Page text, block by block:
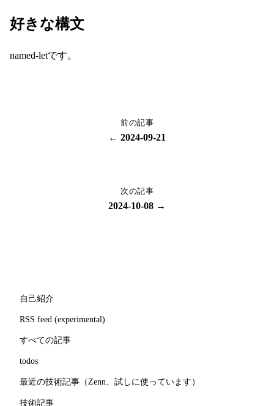
好きな構文
named-letです。
前の記事
← 2024-09-21
次の記事
2024-10-08 →
自己紹介
RSS feed (experimental)
すべての記事
todos
最近の技術記事（Zenn、試しに使っています）
技術記事